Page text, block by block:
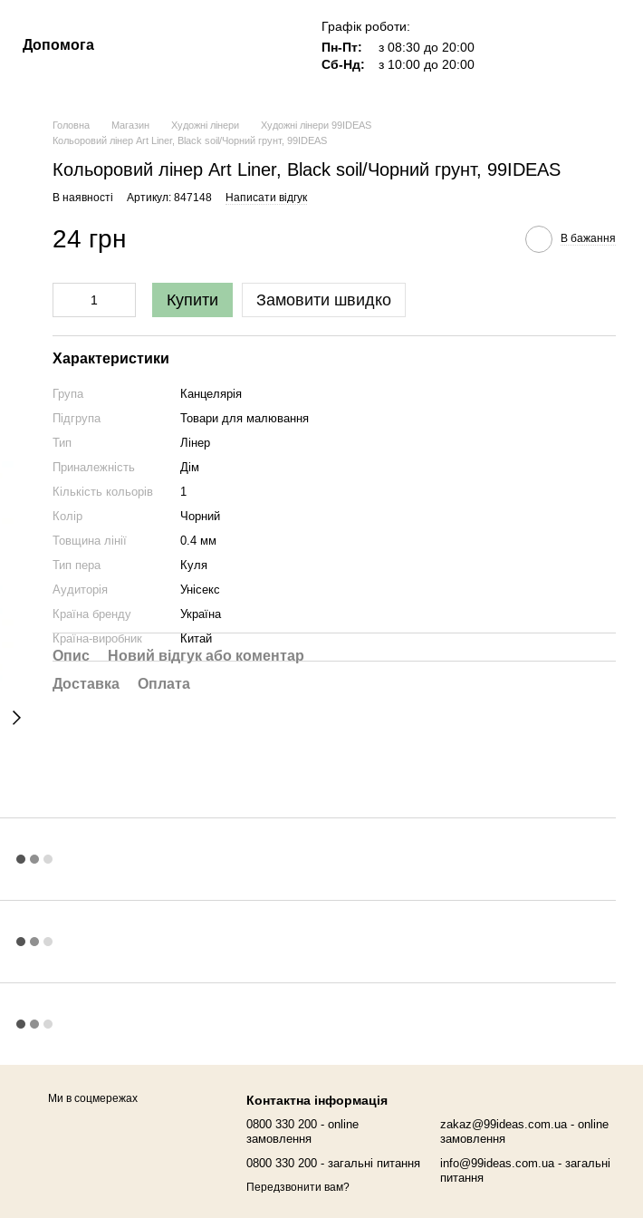
Допомога
Графік роботи:
Пн-Пт:
з 08:30 до 20:00
Сб-Нд:
з 10:00 до 20:00
Головна Магазин Художні лінери
Художні лінери 99IDEAS
Кольоровий лінер Art Liner, Black soil/Чорний грунт, 99IDEAS
Кольоровий лінер Art Liner, Black soil/Чорний грунт, 99IDEAS
В наявності Артикул: 847148 Написати відгук
24 грн В бажання
Купити Замовити швидко
Характеристики
Група
Канцелярія
Підгрупа
Товари для малювання
Тип
Лінер
Приналежність
Дім
Кількість кольорів
1
Колір
Чорний
Товщина лінії
0.4 мм
Тип пера
Куля
Аудиторія
Унісекс
Країна бренду
Україна
Країна-виробник
Китай
Опис
Новий відгук або коментар
Доставка
Оплата
Ми в соцмережах Контактна інформація
0800 330 200 - online
замовлення
0800 330 200 - загальні питання
Передзвонити вам?
zakaz@99ideas.com.ua - online
замовлення
info@99ideas.com.ua - загальні
питання